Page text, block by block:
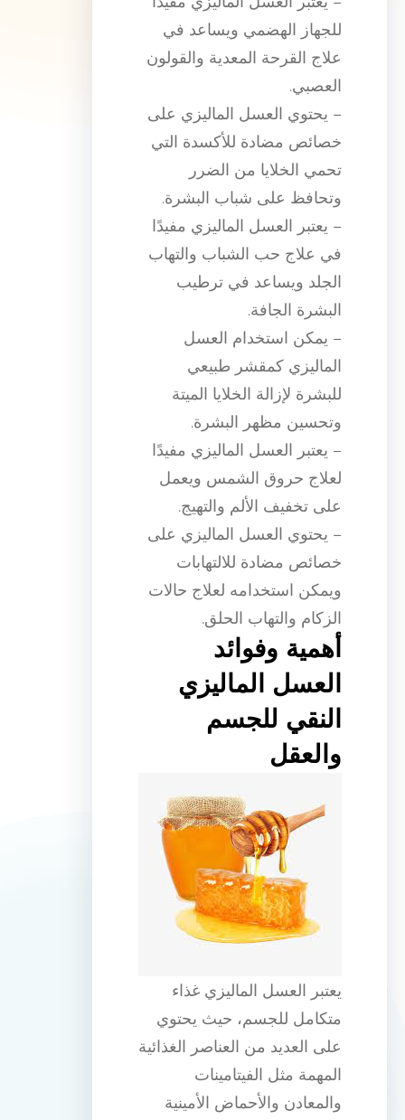
للجهاز الهضمي ويساعد في
علاج القرحة المعدية والقولون
العصبي.
– يحتوي العسل الماليزي على
خصائص مضادة للأكسدة التي
تحمي الخلايا من الضرر
وتحافظ على شباب البشرة.
– يعتبر العسل الماليزي مفيدًا
في علاج حب الشباب والتهاب
الجلد ويساعد في ترطيب
البشرة الجافة.
– يمكن استخدام العسل
الماليزي كمقشر طبيعي
للبشرة لإزالة الخلايا الميتة
وتحسين مظهر البشرة.
– يعتبر العسل الماليزي مفيدًا
لعلاج حروق الشمس ويعمل
على تخفيف الألم والتهيج.
– يحتوي العسل الماليزي على
خصائص مضادة للالتهابات
ويمكن استخدامه لعلاج حالات
الزكام والتهاب الحلق.
أهمية وفوائد
العسل الماليزي
النقي للجسم
والعقل
يعتبر العسل الماليزي غذاء
متكامل للجسم، حيث يحتوي
على العديد من العناصر الغذائية
المهمة مثل الفيتامينات
والمعادن والأحماض الأمينية